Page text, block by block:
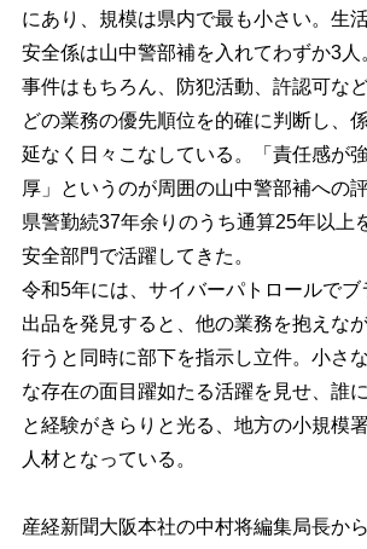
にあり、規模は県内で最も小さい。生
安全係は山中警部補を入れてわずか3人
事件はもちろん、防犯活動、許認可な
どの業務の優先順位を的確に判断し、
延なく日々こなしている。「責任感が
厚」というのが周囲の山中警部補への評
県警勤続37年余りのうち通算25年以上
安全部門で活躍してきた。
令和5年には、サイバーパトロールでブ
出品を発見すると、他の業務を抱えな
行うと同時に部下を指示し立件。小さ
な存在の面目躍如たる活躍を見せ、誰
と経験がきらりと光る、地方の小規模
人材となっている。
産経新聞大阪本社の中村将編集局長か